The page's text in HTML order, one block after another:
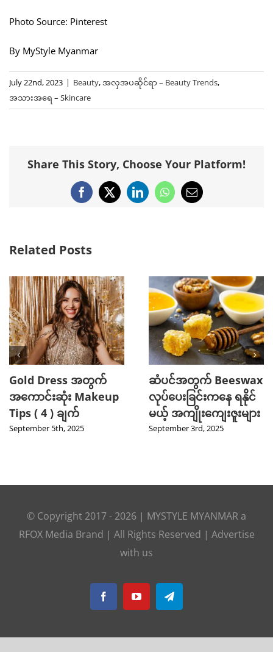
Photo Source: Pinterest
By MyStyle Myanmar
July 22nd, 2023 | Beauty,အလှအပဆိုင်ရာ – Beauty Trends,
အသားအရေ – Skincare
Share This Story, Choose Your Platform!
Facebook
X LinkedInWhatsApp
Email
Related Posts
Gold Dress အတွက်
အကောင်းဆုံး Makeup
Tips ( 4 ) ချက်
September 5th, 2025
ဆံပင်အတွက် Beeswax
လုပ်ပေးခြင်းကနေ ရနိုင်
မယ့် အကျိုးကျေးဇူးများ
September 3rd, 2025
© Copyright 2017 - 2026 | MYSTYLE MYANMAR a
RFOX Media Brand | All Rights Reserved | Advertise
with us
FacebookYouTubeTelegram